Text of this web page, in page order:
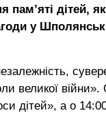
дітей,
у
великої
дітей», а о